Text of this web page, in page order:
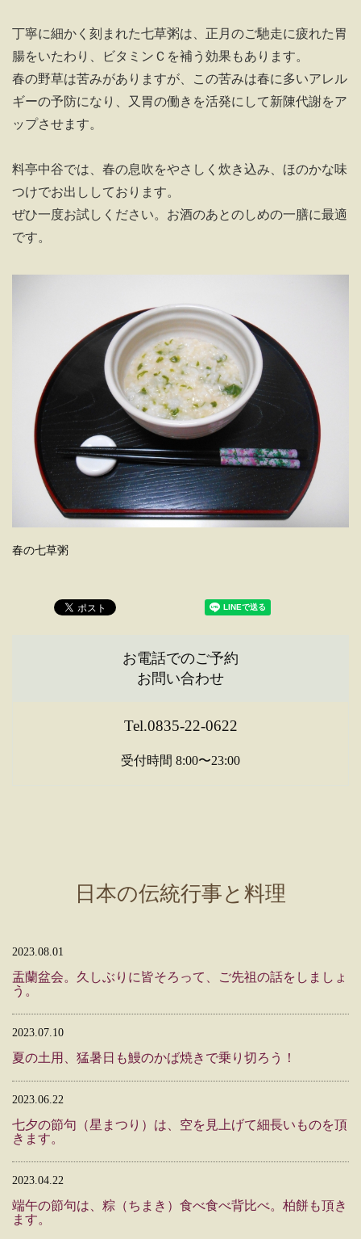
丁寧に細かく刻まれた七草粥は、正月のご馳走に疲れた胃
腸をいたわり、ビタミンＣを補う効果もあります。
春の野草は苦みがありますが、この苦みは春に多いアレル
ギーの予防になり、又胃の働きを活発にして新陳代謝をア
ップさせます。
料亭中谷では、春の息吹をやさしく炊き込み、ほのかな味
つけでお出ししております。
ぜひ一度お試しください。お酒のあとのしめの一膳に最適
です。
春の七草粥
お電話でのご予約
お問い合わせ
Tel.0835-22-0622
受付時間 8:00〜23:00
日本の伝統行事と料理
2023.08.01
盂蘭盆会。久しぶりに皆そろって、ご先祖の話をしましょ
う。
2023.07.10
夏の土用、猛暑日も鰻のかば焼きで乗り切ろう！
2023.06.22
七夕の節句（星まつり）は、空を見上げて細長いものを頂
きます。
2023.04.22
端午の節句は、粽（ちまき）食べ食べ背比べ。柏餅も頂き
ます。